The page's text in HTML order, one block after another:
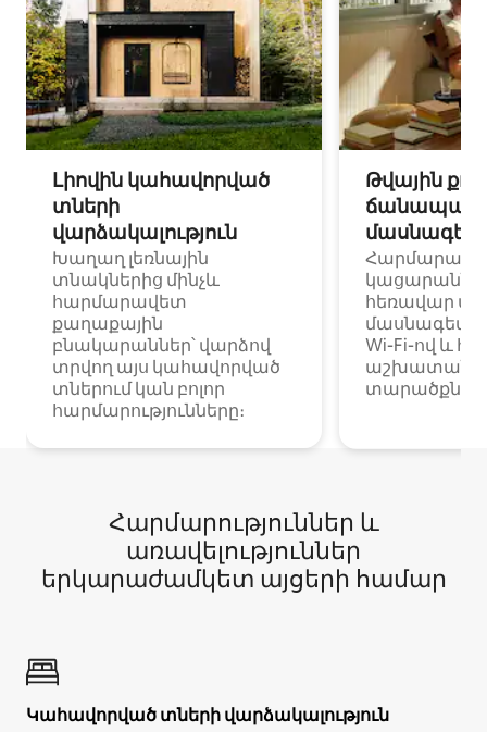
Լիովին կահավորված
տների
վարձակալություն
Խաղաղ լեռնային
տնակներից մինչև
հարմարավետ
քաղաքային
բնակարաններ՝ վարձով
տրվող այս կահավորված
տներում կան բոլոր
հարմարությունները։
Թվային
հեռավար
Wi-Fi-ով և
Հարմարություններ և
առավելություններ
երկարաժամկետ այցերի համար
Կահավորված տների վարձակալություն